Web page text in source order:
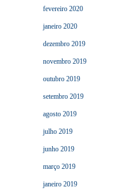
fevereiro 2020
janeiro 2020
dezembro 2019
novembro 2019
outubro 2019
setembro 2019
agosto 2019
julho 2019
junho 2019
março 2019
janeiro 2019